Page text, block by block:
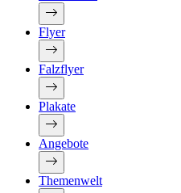
Flyer
Falzflyer
Plakate
Angebote
Themenwelt